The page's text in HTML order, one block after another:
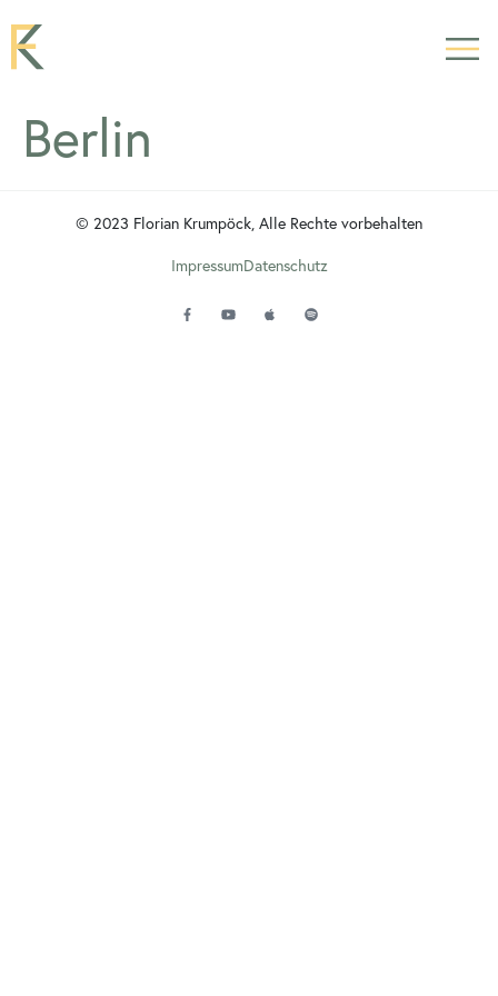
Berlin
© 2023 Florian Krumpöck, Alle Rechte vorbehalten
ImpressumDatenschutz